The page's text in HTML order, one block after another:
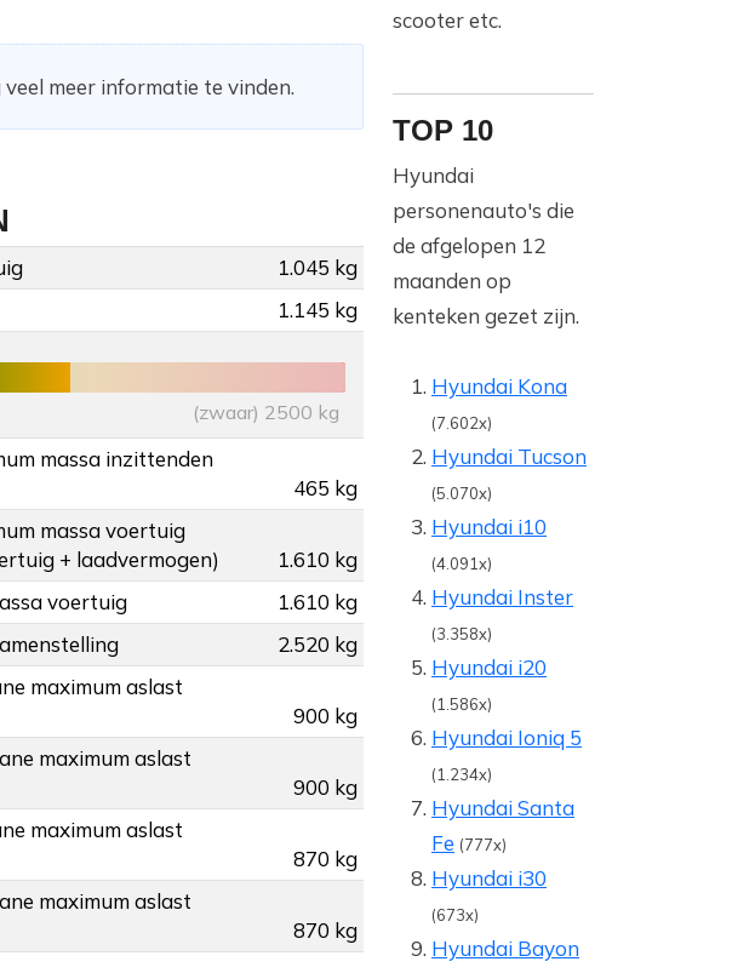
meer informatie te vinden.
1.045 kg
1.145 kg
(zwaar) 2500 kg
massa inzittenden
465 kg
massa voertuig
+ laadvermogen)
1.610 kg
voertuig
1.610 kg
2.520 kg
maximum aslast
900 kg
maximum aslast
900 kg
maximum aslast
870 kg
maximum aslast
870 kg
scooter etc.
TOP 10
Hyundai
personenauto's die
de afgelopen 12
maanden op
kenteken gezet zijn.
Hyundai Kona
(7.602x)
Hyundai Tucson
(5.070x)
Hyundai i10
(4.091x)
Hyundai Inster
(3.358x)
Hyundai i20
(1.586x)
Hyundai Ioniq 5
(1.234x)
Hyundai Santa
Fe (777x)
Hyundai i30
(673x)
Hyundai Bayon